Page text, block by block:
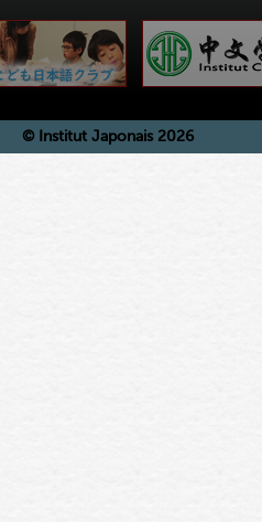
© Institut Japonais 2026